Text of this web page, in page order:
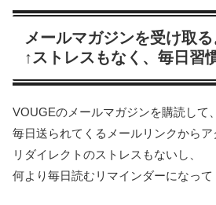
メールマガジンを受け取る
↑ストレスもなく、毎日習
VOUGEのメールマガジンを購読して、
毎日送られてくるメールリンクからア
リダイレクトのストレスもないし、
何より毎日読むリマインダーになっ